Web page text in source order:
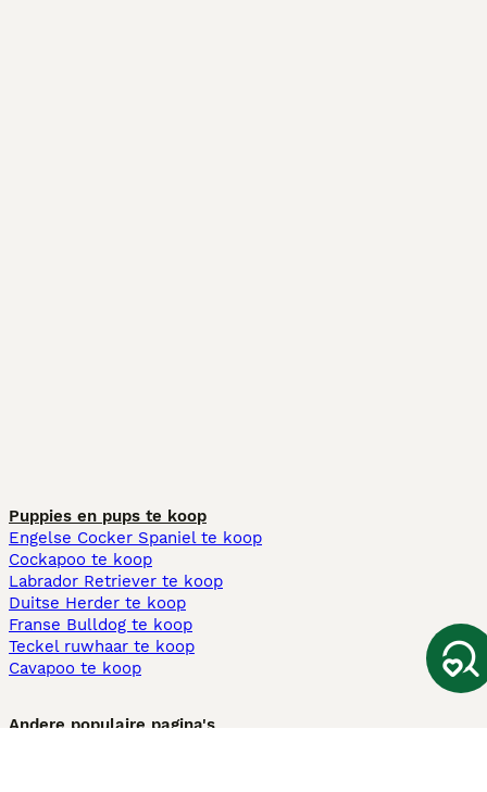
Puppies en pups te koop
Engelse Cocker Spaniel te koop
Cockapoo te koop
Labrador Retriever te koop
Duitse Herder te koop
Franse Bulldog te koop
Teckel ruwhaar te koop
Cavapoo te koop
Andere populaire pagina's